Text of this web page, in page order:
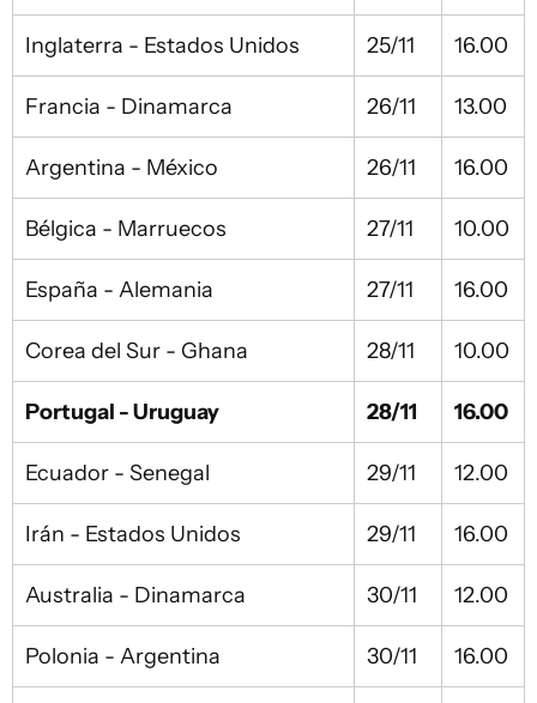
Inglaterra - Estados Unidos 25/11 16.00
Francia - Dinamarca 26/11 13.00
Argentina - México 26/11 16.00
Bélgica - Marruecos 27/11 10.00
España - Alemania 27/11 16.00
Corea del Sur - Ghana 28/11 10.00
Portugal - Uruguay 28/11 16.00
Ecuador - Senegal 29/11 12.00
Irán - Estados Unidos 29/11 16.00
Australia - Dinamarca 30/11 12.00
Polonia - Argentina 30/11 16.00